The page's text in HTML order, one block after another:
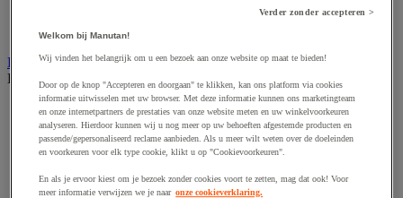
Accessoires voor zaag
Elektrische toebehoren en verlichting
Bekijk de hele productgroep
Accessoires voor elektrisch schakelpaneel
Batterij, oplader en kabel
Elektrische kabel
Elektrische uitrusting
Verlengsnoer, stekkerdoos en kapelhaspel
Wandcontactdoos en schakelaar
Verder zonder accepteren >
Welkom bij Manutan!
Wij vinden het belangrijk om u een bezoek aan onze website op maat te bieden!
Door op de knop "Accepteren en doorgaan" te klikken, kan ons platform via cookies
informatie uitwisselen met uw browser. Met deze informatie kunnen ons marketingteam
en onze internetpartners de prestaties van onze website meten en uw winkelvoorkeuren
analyseren. Hierdoor kunnen wij u nog meer op uw behoeften afgestemde producten en
passende/gepersonaliseerd reclame aanbieden. Als u meer wilt weten over de doeleinden
en voorkeuren voor elk type cookie, klikt u op "Cookievoorkeuren".
En als je ervoor kiest om je bezoek zonder cookies voort te zetten, mag dat ook! Voor
meer informatie verwijzen we je naar onze cookieverklaring.